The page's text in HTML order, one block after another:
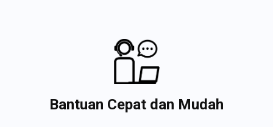
Bantuan Cepat dan Mudah